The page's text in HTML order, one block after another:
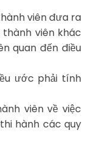
viên đưa ra
viên khác
quan đến điều
ước phải tính
viên về việc
hành các quy